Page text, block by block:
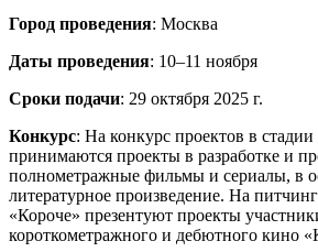
Город проведения: Москва
Даты проведения: 10–11 ноября
Сроки подачи: 29 октября 2025 г.
Конкурс: На конкурс проектов в стадии
принимаются проекты в разработке и
полнометражные фильмы и сериалы, в
литературное произведение. На
«Короче» презентуют проекты
короткометражного и дебютного кино